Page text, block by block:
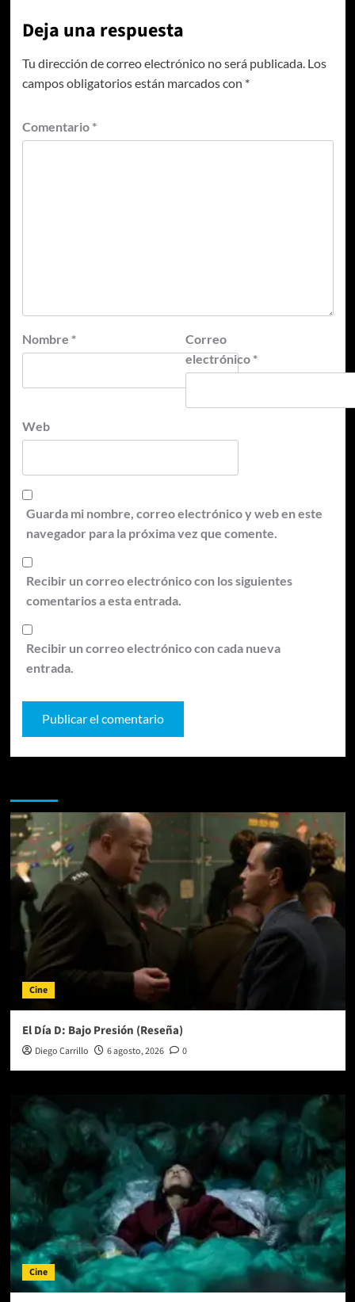
Deja una respuesta
Tu dirección de correo electrónico no será publicada. Los
campos obligatorios están marcados con *
Comentario *
Nombre *
Correo
electrónico *
Web
Guarda mi nombre, correo electrónico y web en este
navegador para la próxima vez que comente.
Recibir un correo electrónico con los siguientes
comentarios a esta entrada.
Recibir un correo electrónico con cada nueva
entrada.
Cine
El Día D: Bajo Presión (Reseña)
Diego Carrillo 6 agosto, 2026 0
Cine